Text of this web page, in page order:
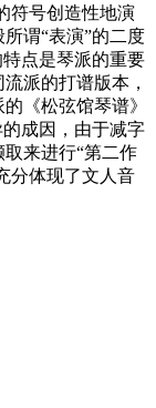
符号创造性地演
谓“表演”的二度
点是琴派的重要
派的打谱版本，
《松弦馆琴谱》
成因，由于减字
来进行“第二作
分体现了文人音